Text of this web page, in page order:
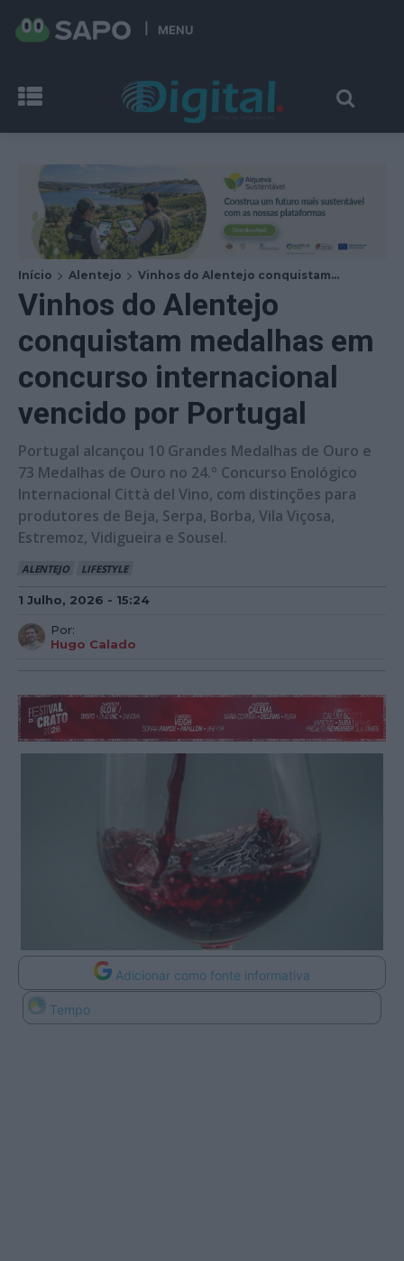
MENU
Início Alentejo Vinhos do Alentejo conquistam...
Vinhos do Alentejo
conquistam medalhas em
concurso internacional
vencido por Portugal
Portugal alcançou 10 Grandes Medalhas de Ouro e
73 Medalhas de Ouro no 24.º Concurso Enológico
Internacional Città del Vino, com distinções para
produtores de Beja, Serpa, Borba, Vila Viçosa,
Estremoz, Vidigueira e Sousel.
ALENTEJO LIFESTYLE
1 Julho, 2026 - 15:24
Por:
Hugo Calado
Adicionar como fonte informativa
Tempo